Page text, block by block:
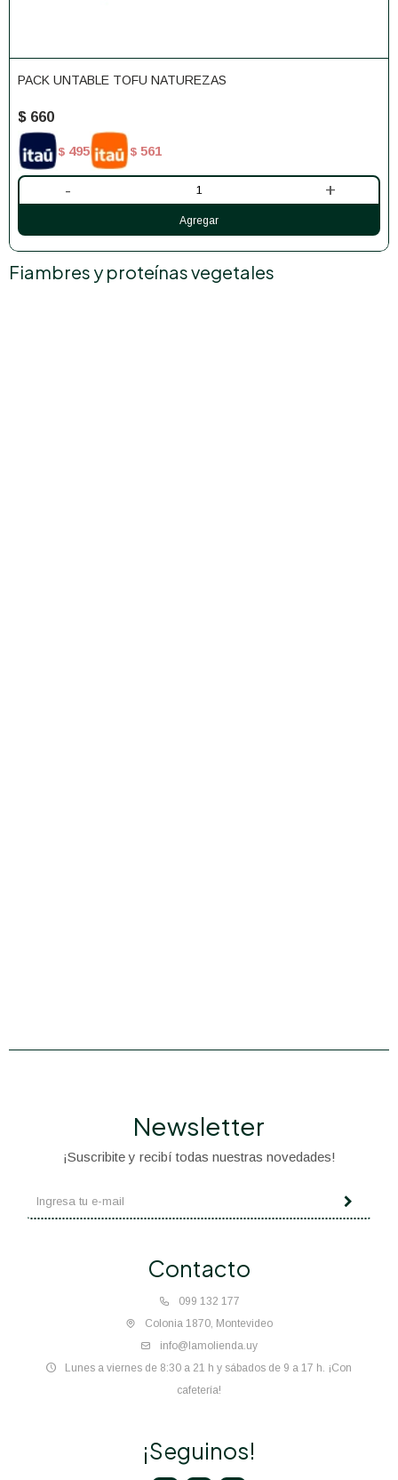
PACK UNTABLE TOFU NATUREZAS
$ 660
$ 495 $ 561
- +
Fiambres y proteínas vegetales
Contacto
099 132 177
Colonia 1870, Montevideo
info@lamolienda.uy
Lunes a viernes de 8:30 a 21 h y sábados de 9 a 17 h. ¡Con
cafetería!
Newsletter
¡Suscribite y recibí todas nuestras novedades!
¡Seguinos!